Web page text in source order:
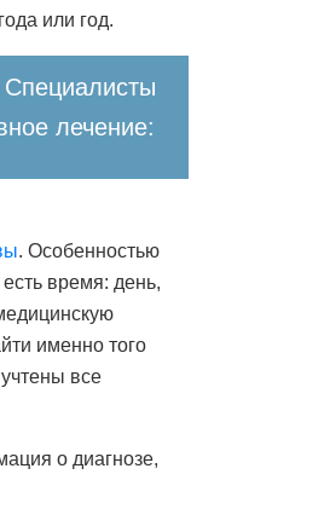
или год.
лечение:
. Особенностью
время: день,
именно того
все
о диагнозе,